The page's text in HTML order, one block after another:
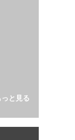
っと見る